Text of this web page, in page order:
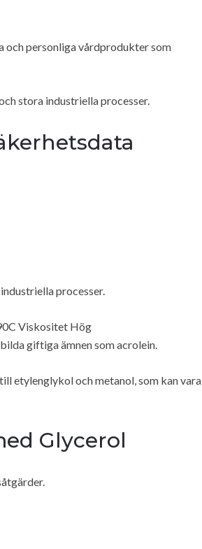
och personliga vårdprodukter som
stora industriella processer.
processer.
Viskositet Hög
giftiga ämnen som acrolein.
etylenglykol och metanol, som kan vara
Glycerol